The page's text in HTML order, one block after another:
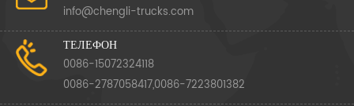
info@chengli-trucks.com
ТЕЛЕФОН
0086-15072324118
0086-2787058417,0086-7223801382